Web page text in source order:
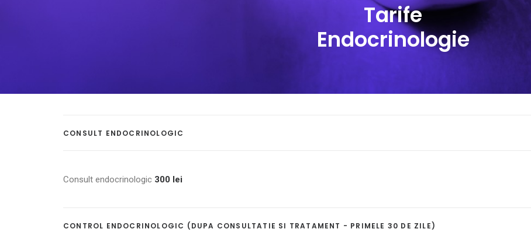
Tarife
Endocrinologie
CONSULT ENDOCRINOLOGIC
Consult endocrinologic 300 lei
CONTROL ENDOCRINOLOGIC (DUPA CONSULTATIE SI TRATAMENT - PRIMELE 30 DE ZILE)